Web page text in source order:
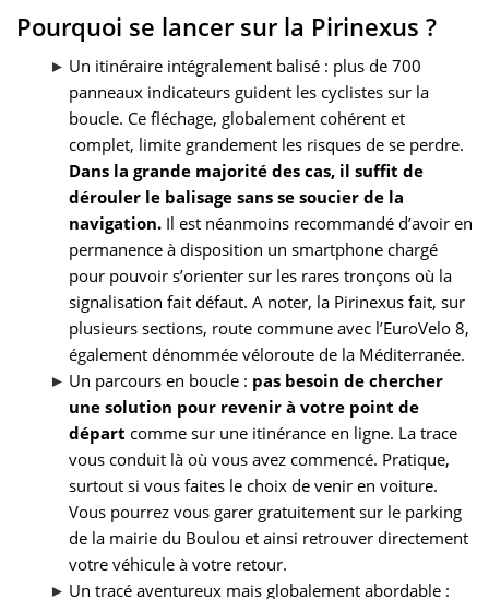
Pourquoi se lancer sur la Pirinexus ?
Un itinéraire intégralement balisé : plus de 700
panneaux indicateurs guident les cyclistes sur la
boucle. Ce fléchage, globalement cohérent et
complet, limite grandement les risques de se perdre.
Dans la grande majorité des cas, il suffit de
dérouler le balisage sans se soucier de la
navigation. Il est néanmoins recommandé d’avoir en
permanence à disposition un smartphone chargé
pour pouvoir s’orienter sur les rares tronçons où la
signalisation fait défaut. A noter, la Pirinexus fait, sur
plusieurs sections, route commune avec l’EuroVelo 8,
également dénommée véloroute de la Méditerranée.
Un parcours en boucle : pas besoin de chercher
une solution pour revenir à votre point de
départ comme sur une itinérance en ligne. La trace
vous conduit là où vous avez commencé. Pratique,
surtout si vous faites le choix de venir en voiture.
Vous pourrez vous garer gratuitement sur le parking
de la mairie du Boulou et ainsi retrouver directement
votre véhicule à votre retour.
Un tracé aventureux mais globalement abordable :